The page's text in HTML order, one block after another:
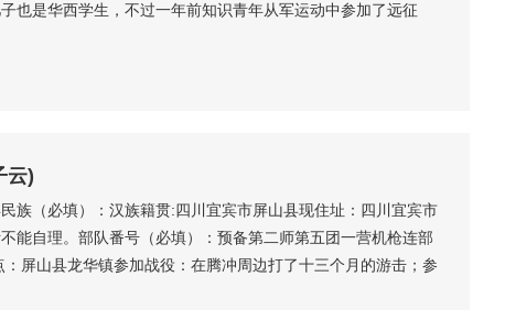
也是华西学生，不过一年前知识青年从军运动中参加了远征
喊一声，我们胜利了。华西坝立刻成了欢乐的海洋。作为军委
云)
族（必填）：汉族籍贯:四川宜宾市屏山县现住址：四川宜宾市
能自理。部队番号（必填）：预备第二师第五团一营机枪连部
屏山县龙华镇参加战役：在腾冲周边打了十三个月的游击；参